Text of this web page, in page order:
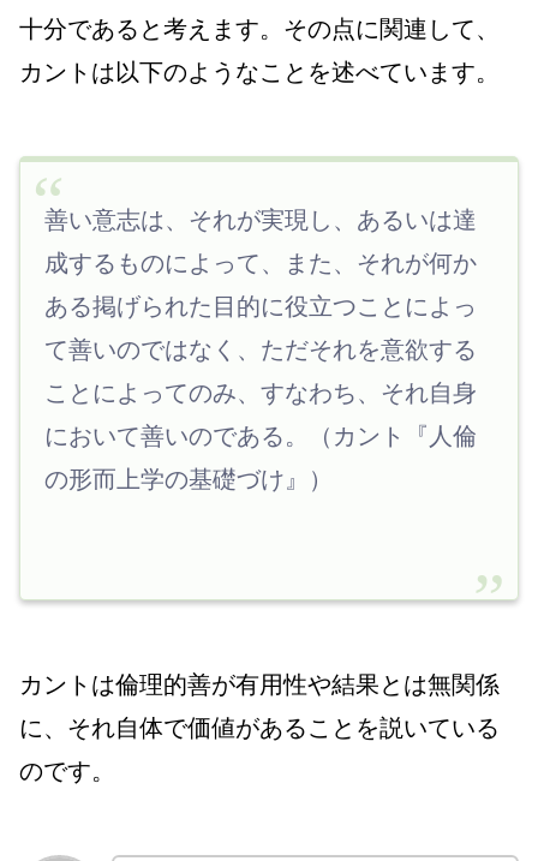
十分であると考えます。その点に関連して、
カントは以下のようなことを述べています。
善い意志は、それが実現し、あるいは達
成するものによって、また、それが何か
ある掲げられた目的に役立つことによっ
て善いのではなく、ただそれを意欲する
ことによってのみ、すなわち、それ自身
において善いのである。（カント『人倫
の形而上学の基礎づけ』）
カントは倫理的善が有用性や結果とは無関係
に、それ自体で価値があることを説いている
のです。